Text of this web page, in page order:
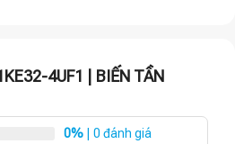
4UF1 | BIẾN TẦN
0% | 0 đánh giá